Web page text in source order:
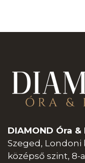
DIAMOND Óra &
Szeged, Londoni
középső szint, 8-